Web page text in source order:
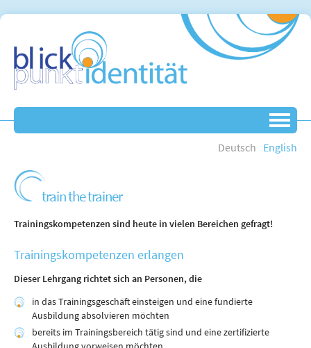
Deutsch English
train the trainer
Trainingskompetenzen sind heute in vielen Bereichen gefragt!
Trainingskompetenzen erlangen
Dieser Lehrgang richtet sich an Personen, die
in das Trainingsgeschäft einsteigen und eine fundierte
Ausbildung absolvieren möchten
bereits im Trainingsbereich tätig sind und eine zertifizierte